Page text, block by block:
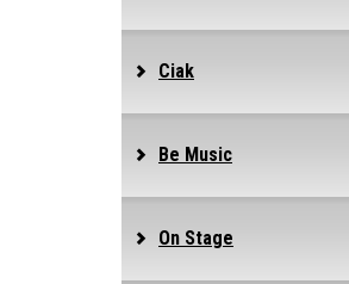
Ciak
Be Music
On Stage